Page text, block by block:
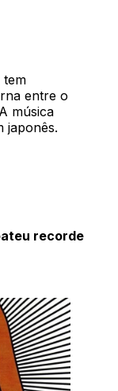
tem
entre o
música
japonês.
recorde